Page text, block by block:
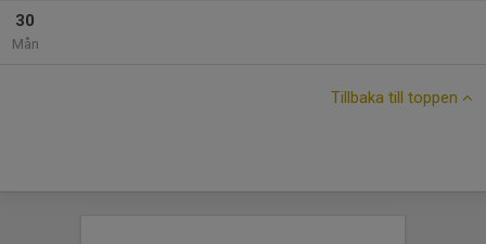
30
Mån
Tillbaka till toppen